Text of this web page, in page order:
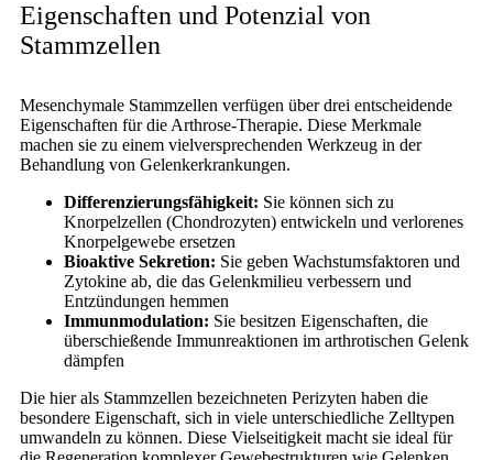
Eigenschaften und Potenzial von
Stammzellen
Mesenchymale Stammzellen verfügen über drei entscheidende
Eigenschaften für die Arthrose-Therapie. Diese Merkmale
machen sie zu einem vielversprechenden Werkzeug in der
Behandlung von Gelenkerkrankungen.
Differenzierungsfähigkeit: Sie können sich zu
Knorpelzellen (Chondrozyten) entwickeln und verlorenes
Knorpelgewebe ersetzen
Bioaktive Sekretion: Sie geben Wachstumsfaktoren und
Zytokine ab, die das Gelenkmilieu verbessern und
Entzündungen hemmen
Immunmodulation: Sie besitzen Eigenschaften, die
überschießende Immunreaktionen im arthrotischen Gelenk
dämpfen
Die hier als Stammzellen bezeichneten Perizyten haben die
besondere Eigenschaft, sich in viele unterschiedliche Zelltypen
umwandeln zu können. Diese Vielseitigkeit macht sie ideal für